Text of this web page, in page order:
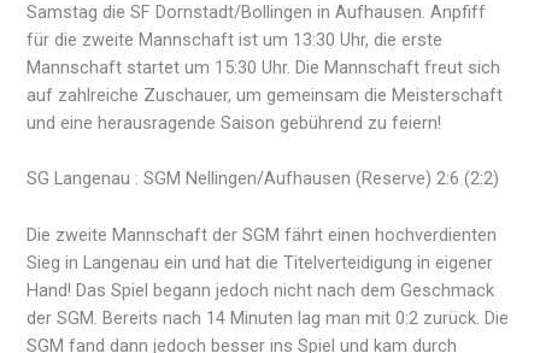
Samstag die SF Dornstadt/Bollingen in Aufhausen. Anpfiff
für die zweite Mannschaft ist um 13:30 Uhr, die erste
Mannschaft startet um 15:30 Uhr. Die Mannschaft freut sich
auf zahlreiche Zuschauer, um gemeinsam die Meisterschaft
und eine herausragende Saison gebührend zu feiern!
SG Langenau : SGM Nellingen/Aufhausen (Reserve) 2:6 (2:2)
Die zweite Mannschaft der SGM fährt einen hochverdienten
Sieg in Langenau ein und hat die Titelverteidigung in eigener
Hand! Das Spiel begann jedoch nicht nach dem Geschmack
der SGM. Bereits nach 14 Minuten lag man mit 0:2 zurück. Die
SGM fand dann jedoch besser ins Spiel und kam durch